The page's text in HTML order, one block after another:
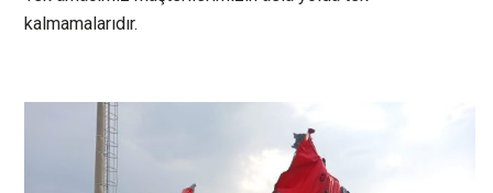
kalmamalarıdır.